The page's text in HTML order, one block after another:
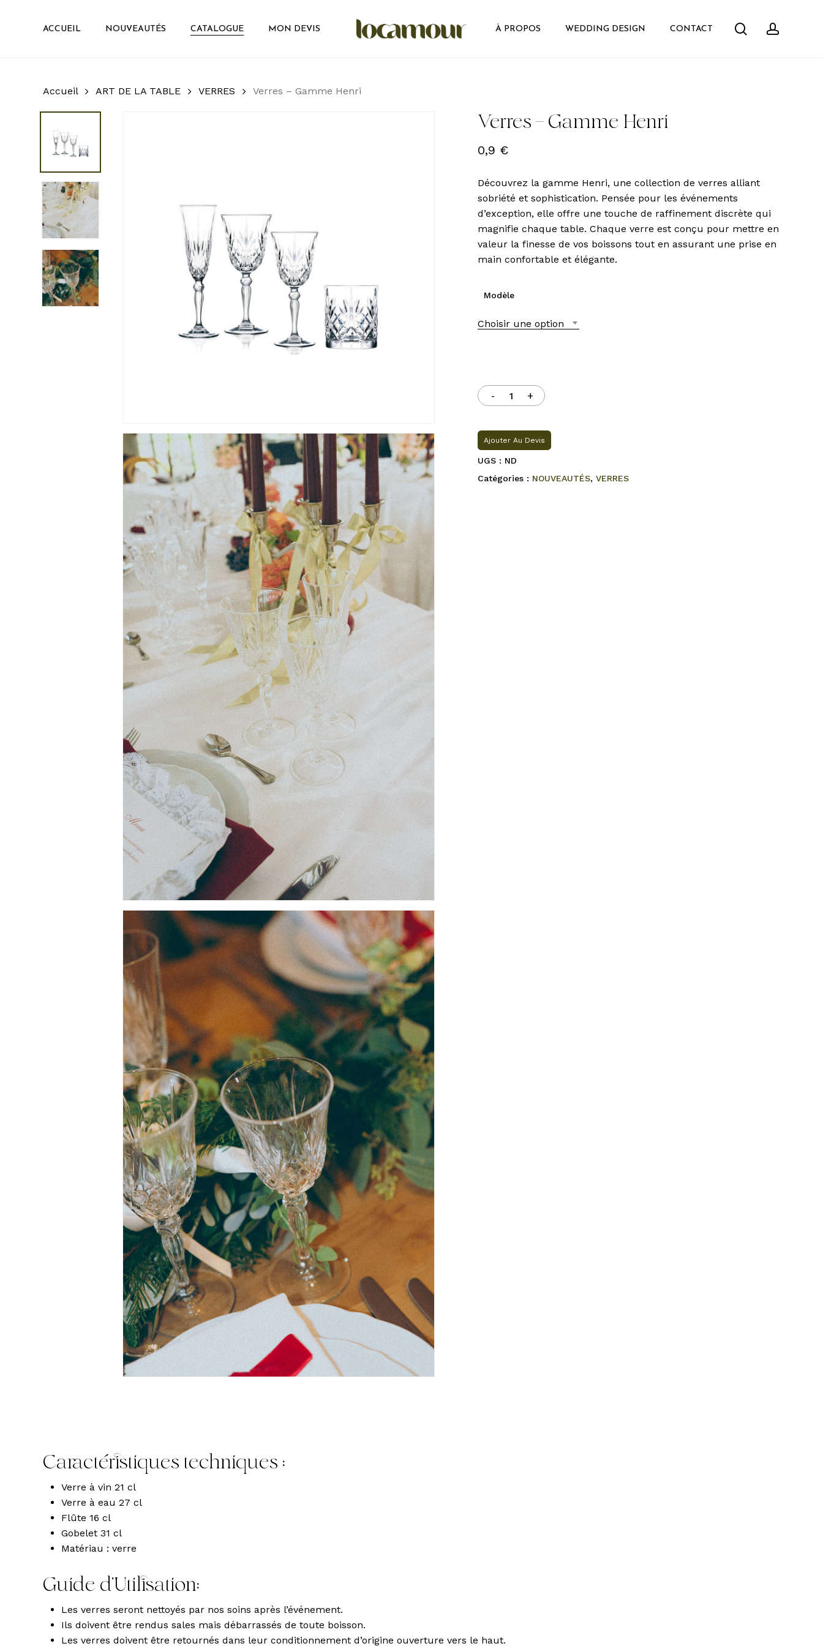
ACCUEIL NOUVEAUTÉS CATALOGUE MON DEVIS À PROPOS WEDDING DESIGN CONTACT search
Accueil ART DE LA TABLE VERRES Verres – Gamme Henri
Verres – Gamme Henri
0,9 €
Découvrez la gamme Henri, une collection de verres alliant
sobriété et sophistication. Pensée pour les événements
d’exception, elle offre une touche de raffinement discrète qui
magnifie chaque table. Chaque verre est conçu pour mettre en
valeur la finesse de vos boissons tout en assurant une prise en
main confortable et élégante.
Modèle
Choisir une option
Ajouter Au Devis
UGS : ND
Catégories : NOUVEAUTÉS,VERRES
Caractéristiques techniques :
Verre à vin 21 cl
Verre à eau 27 cl
Flûte 16 cl
Gobelet 31 cl
Matériau : verre
Guide d’Utilisation:
Les verres seront nettoyés par nos soins après l’événement.
Ils doivent être rendus sales mais débarrassés de toute boisson.
Les verres doivent être retournés dans leur conditionnement d’origine ouverture vers le haut.